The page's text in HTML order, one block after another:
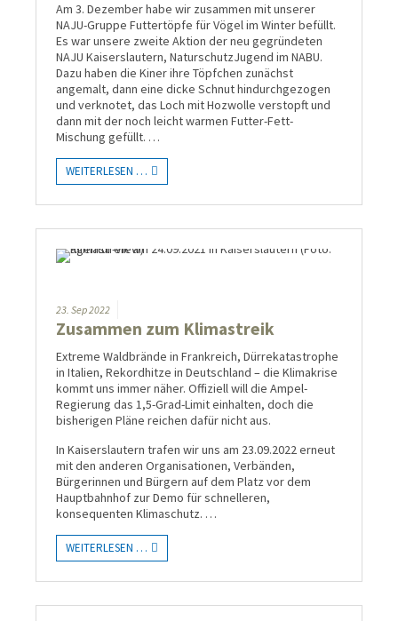
Am 3. Dezember habe wir zusammen mit unserer
NAJU-Gruppe Futtertöpfe für Vögel im Winter befüllt.
Es war unsere zweite Aktion der neu gegründeten
NAJU Kaiserslautern, NaturschutzJugend im NABU.
Dazu haben die Kiner ihre Töpfchen zunächst
angemalt, dann eine dicke Schnut hindurchgezogen
und verknotet, das Loch mit Hozwolle verstopft und
dann mit der noch leicht warmen Futter-Fett-
Mischung gefüllt. …
WEITERLESEN …
23. Sep2022
Zusammen zum Klimastreik
Extreme Waldbrände in Frankreich, Dürrekatastrophe
in Italien, Rekordhitze in Deutschland – die Klimakrise
kommt uns immer näher. Offiziell will die Ampel-
Regierung das 1,5-Grad-Limit einhalten, doch die
bisherigen Pläne reichen dafür nicht aus.
In Kaiserslautern trafen wir uns am 23.09.2022 erneut
mit den anderen Organisationen, Verbänden,
Bürgerinnen und Bürgern auf dem Platz vor dem
Hauptbahnhof zur Demo für schnelleren,
konsequenten Klimaschutz. …
WEITERLESEN …